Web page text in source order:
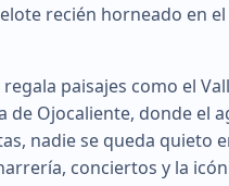
recién horneado en
paisajes como el
de Ojocaliente, donde el
nadie se queda quieto
conciertos y la